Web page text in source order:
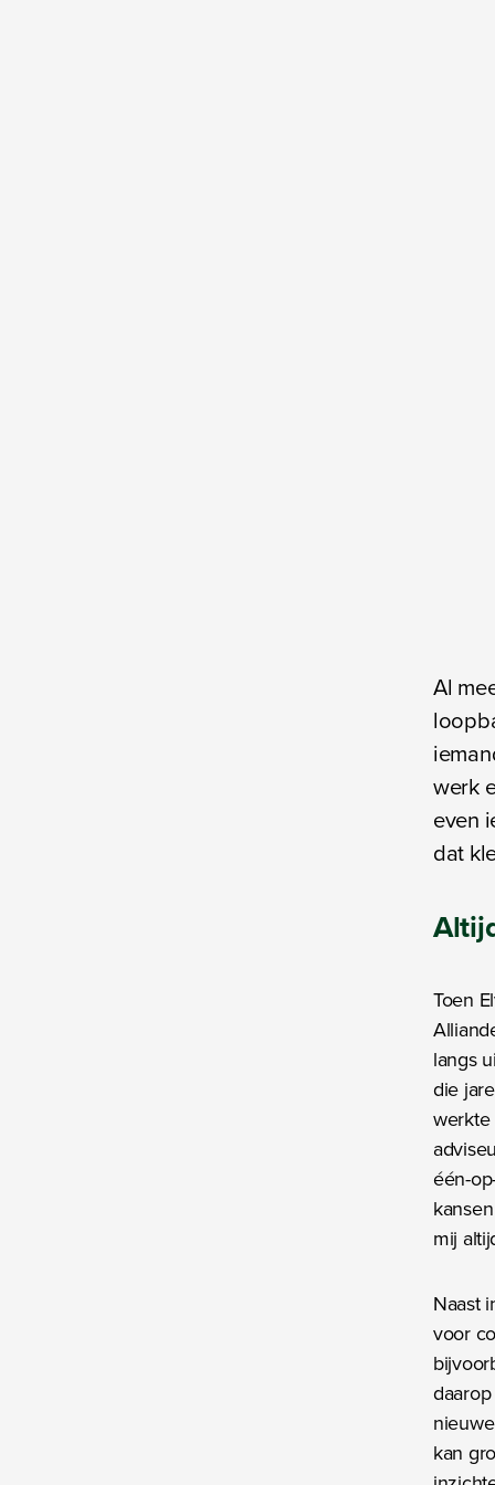
Al
werk
even
dat
Toen
langs
die
werkte
één-
mij
Naast
voor
kan